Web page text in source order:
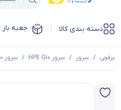
دسته بندی کالا جعبه باز
برقچی / سرور / سرور HPE G10 / سرور DL380 G10